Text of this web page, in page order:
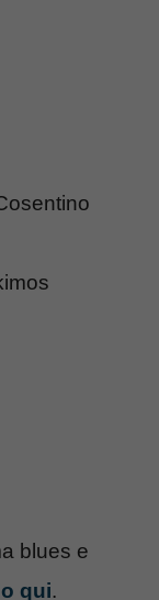
blues e
qui.